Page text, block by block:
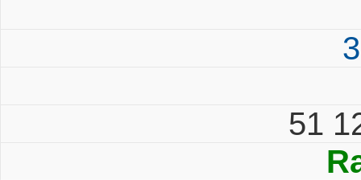
51